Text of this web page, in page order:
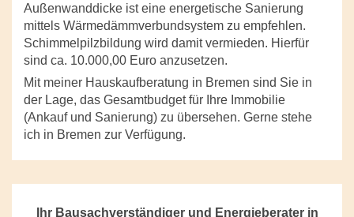
Außenwanddicke ist eine energetische Sanierung
mittels Wärmedämmverbundsystem zu empfehlen.
Schimmelpilzbildung wird damit vermieden. Hierfür
sind ca. 10.000,00 Euro anzusetzen.
Mit meiner Hauskaufberatung in Bremen sind Sie in
der Lage, das Gesamtbudget für Ihre Immobilie
(Ankauf und Sanierung) zu übersehen. Gerne stehe
ich in Bremen zur Verfügung.
Ihr Bausachverständiger und Energieberater in